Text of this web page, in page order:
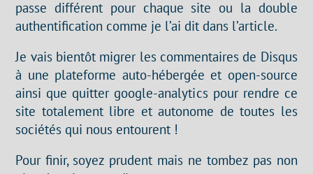
passe différent pour chaque site ou la double
authentification comme je l’ai dit dans l’article.
Je vais bientôt migrer les commentaires de Disqus
à une plateforme auto-hébergée et open-source
ainsi que quitter google-analytics pour rendre ce
site totalement libre et autonome de toutes les
sociétés qui nous entourent !
Pour finir, soyez prudent mais ne tombez pas non